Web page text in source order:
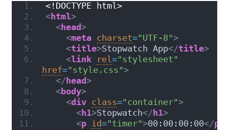
<!DOCTYPE html>
<html>
<head >
<meta charset="UTF-8">
<title>Stopwatch App</title>
<link rel="stylesheet"
href="style.css">
</ head >
<body>
<div class="container">
<h1>Stopwatch</ h1>
<p id="timer">00:00:00:00</p